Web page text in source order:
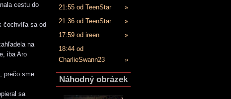
cestu do
čochvíľa sa od
na
iba Aro
prečo sme
sa
21:55 od TeenStar
»
21:36 od TeenStar
»
17:59 od ireen
»
18:44 od
CharlieSwann23
»
Náhodný obrázek